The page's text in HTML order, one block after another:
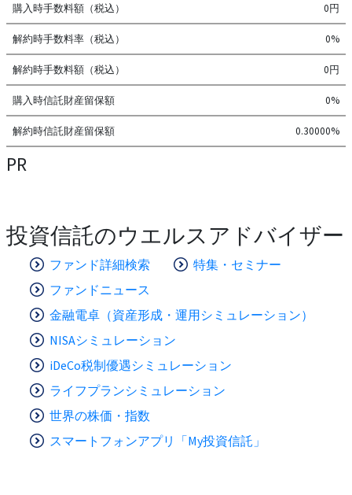
購入時手数料額（税込） 0円
解約時手数料率（税込） 0%
解約時手数料額（税込） 0円
購入時信託財産留保額 0%
解約時信託財産留保額 0.30000%
PR
投資信託のウエルスアドバイザー
ファンド詳細検索
特集・セミナー
ファンドニュース
金融電卓（資産形成・運用シミュレーション）
NISAシミュレーション
iDeCo税制優遇シミュレーション
ライフプランシミュレーション
世界の株価・指数
スマートフォンアプリ「My投資信託」